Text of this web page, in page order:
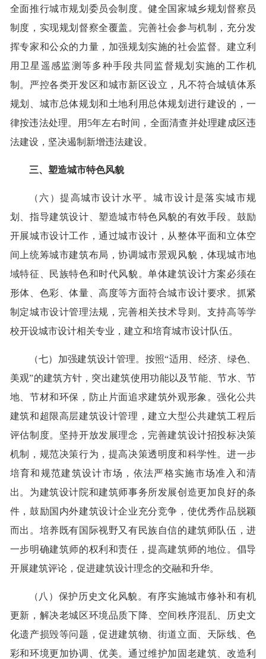
全面推行城市规划委员会制度。健全国家城乡规划督察员
制度，实现规划督察全覆盖。完善社会参与机制，充分发
挥专家和公众的力量，加强规划实施的社会监督。建立利
用卫星遥感监测等多种手段共同监督规划实施的工作机
制。严控各类开发区和城市新区设立，凡不符合城镇体系
规划、城市总体规划和土地利用总体规划进行建设的，一
律按违法处理。用5年左右时间，全面清查并处理建成区违
法建设，坚决遏制新增违法建设。
三、塑造城市特色风貌
（六）提高城市设计水平。城市设计是落实城市规
划、指导建筑设计、塑造城市特色风貌的有效手段。鼓励
开展城市设计工作，通过城市设计，从整体平面和立体空
间上统筹城市建筑布局，协调城市景观风貌，体现城市地
域特征、民族特色和时代风貌。单体建筑设计方案必须在
形体、色彩、体量、高度等方面符合城市设计要求。抓紧
制定城市设计管理法规，完善相关技术导则。支持高等学
校开设城市设计相关专业，建立和培育城市设计队伍。
（七）加强建筑设计管理。按照“适用、经济、绿色、
美观”的建筑方针，突出建筑使用功能以及节能、节水、节
地、节材和环保，防止片面追求建筑外观形象。强化公共
建筑和超限高层建筑设计管理，建立大型公共建筑工程后
评估制度。坚持开放发展理念，完善建筑设计招投标决策
机制，规范决策行为，提高决策透明度和科学性。进一步
培育和规范建筑设计市场，依法严格实施市场准入和清
出。为建筑设计院和建筑师事务所发展创造更加良好的条
件，鼓励国内外建筑设计企业充分竞争，使优秀作品脱颖
而出。培养既有国际视野又有民族自信的建筑师队伍，进
一步明确建筑师的权利和责任，提高建筑师的地位。倡导
开展建筑评论，促进建筑设计理念的交融和升华。
（八）保护历史文化风貌。有序实施城市修补和有机
更新，解决老城区环境品质下降、空间秩序混乱、历史文
化遗产损毁等问题，促进建筑物、街道立面、天际线、色
彩和环境更加协调、优美。通过维护加固老建筑、改造利